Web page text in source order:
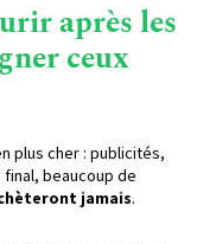
après les
ceux
plus cher : publicités,
beaucoup de
jamais.